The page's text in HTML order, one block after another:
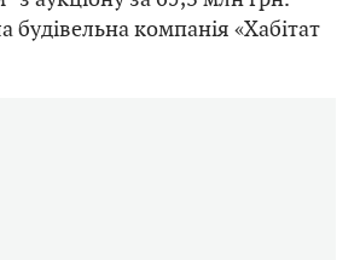
компанія «Хабітат